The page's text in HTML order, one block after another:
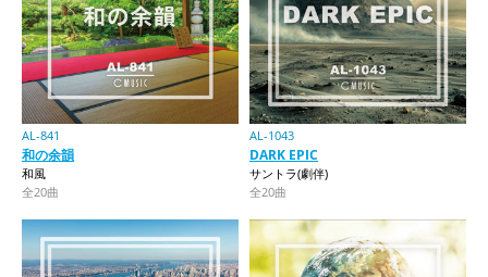
AL-841
和の余韻
和風
全20曲
AL-1043
DARK EPIC
サントラ(劇伴)
全20曲